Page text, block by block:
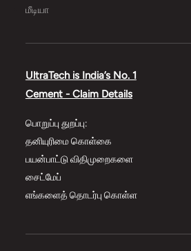
மீடியா
UltraTech is India’s No. 1
Cement - Claim Details
பொறுப்பு துறப்பு:
தனியுரிமை கொள்கை
பயன்பாட்டு விதிமுறைகளை
சைட்மேப்
எங்களைத் தொடர்பு கொள்ள